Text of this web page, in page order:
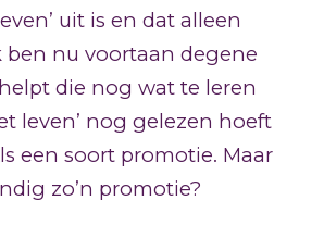
uit is en dat alleen
ben nu voortaan degene
die nog wat te leren
leven’ nog gelezen hoeft
een soort promotie. Maar
zo’n promotie?